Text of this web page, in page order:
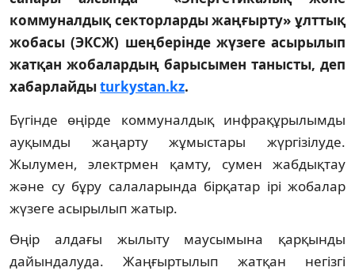
коммуналдық секторларды жаңғырту» ұлттық
жобасы (ЭКСЖ) шеңберінде жүзеге асырылып
жатқан жобалардың барысымен танысты, деп
хабарлайдыturkystan.kz.
Бүгінде өңірде коммуналдық инфрақұрылымды
ауқымды жаңарту жұмыстары жүргізілуде.
Жылумен, электрмен қамту, сумен жабдықтау
және су бұру салаларында бірқатар ірі жобалар
жүзеге асырылып жатыр.
Өңір алдағы жылыту маусымына қарқынды
дайындалуда. Жаңғыртылып жатқан негізгі